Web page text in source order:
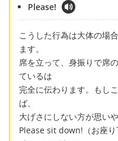
Please!
こうした行為は大体の場
ます。
席を立って、身振りで席
ているは
完全に伝わります。もし
ば、
大げさにしない方が思い
Please sit down!（お座